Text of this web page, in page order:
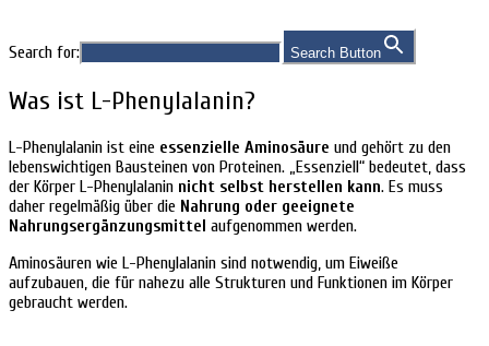
Search for: Search Button
Was ist L-Phenylalanin?
L-Phenylalanin ist eine essenzielle Aminosäure und gehört zu den
lebenswichtigen Bausteinen von Proteinen. „Essenziell“ bedeutet, dass
der Körper L-Phenylalanin nicht selbst herstellen kann. Es muss
daher regelmäßig über die Nahrung oder geeignete
Nahrungsergänzungsmittel aufgenommen werden.
Aminosäuren wie L-Phenylalanin sind notwendig, um Eiweiße
aufzubauen, die für nahezu alle Strukturen und Funktionen im Körper
gebraucht werden.